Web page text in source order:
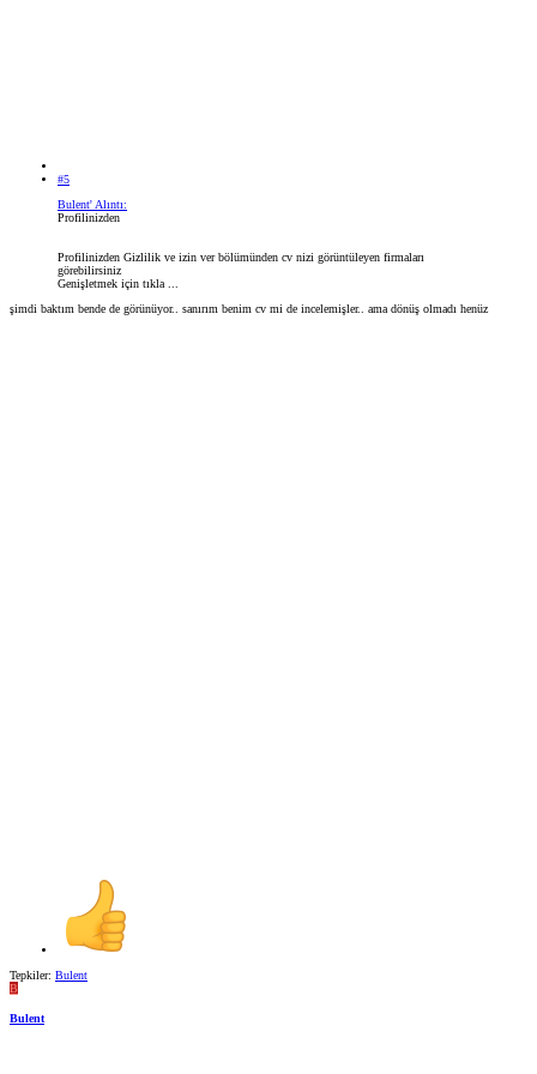
#5
Bulent' Alıntı:
Profilinizden
Profilinizden Gizlilik ve izin ver bölümünden cv nizi görüntüleyen firmaları
görebilirsiniz
Genişletmek için tıkla ...
şimdi baktım bende de görünüyor.. sanırım benim cv mi de incelemişler.. ama dönüş olmadı henüz
Tepkiler: Bulent
B
Bulent